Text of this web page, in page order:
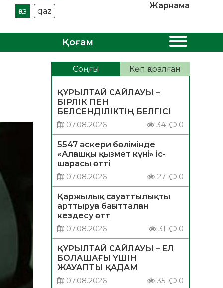
қаз qaz
Жарнама
Қоғам
Соңғы Көп қаралған
ҚҰРЫЛТАЙ САЙЛАУЫ –
БІРЛІК ПЕН
БЕЛСЕНДІЛІКТІҢ БЕЛГІСІ
07.08.2026
34 0
5547 әскери бөлімінде
«Алғашқы қызмет күні» іс-
шарасы өтті
07.08.2026
27 0
Қаржылық сауаттылықты
арттыруға бағытталған
кездесу өтті
07.08.2026
31 0
ҚҰРЫЛТАЙ САЙЛАУЫ – ЕЛ
БОЛАШАҒЫ ҮШІН
ЖАУАПТЫ ҚАДАМ
07.08.2026
35 0